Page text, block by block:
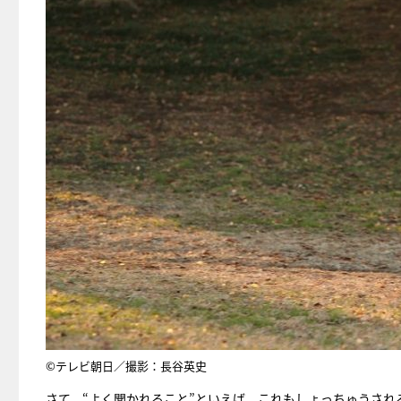
©テレビ朝日／撮影：長谷英史